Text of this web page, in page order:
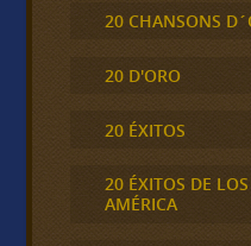
20 CHANSONS
20 D'ORO
20 ÉXITOS
20 ÉXITOS DE
AMÉRICA